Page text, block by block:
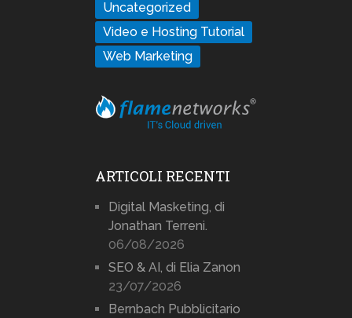
Uncategorized
Video e Hosting Tutorial
Web Marketing
ARTICOLI RECENTI
Digital Masketing, di
Jonathan Terreni.
06/08/2026
SEO & AI, di Elia Zanon
23/07/2026
Bernbach Pubblicitario